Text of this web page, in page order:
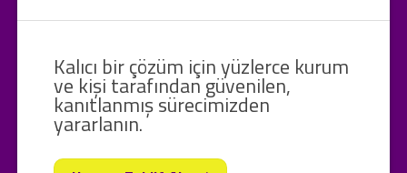
Kalıcı bir çözüm için yüzlerce kurum
ve kişi tarafından güvenilen,
kanıtlanmış sürecimizden
yararlanın.